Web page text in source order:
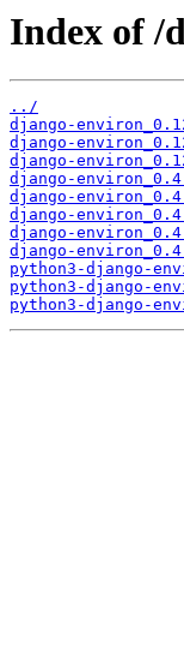
Index of /
../
django-
django-
django-
django-
django-
django-
django-
django-
python3-django-
python3-django-
python3-django-